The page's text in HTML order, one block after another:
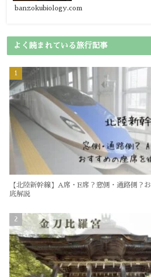
banzokubiology.com
よく読まれている旅行記事
【北陸新幹線】A席・E席？窓側・通路側？
底解説